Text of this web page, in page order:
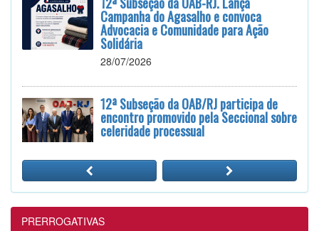
Campanha do Agasalho e convoca
Advocacia e Comunidade para Ação
Solidária
28/07/2026
12ª Subseção da OAB/RJ participa de
encontro promovido pela Seccional sobre
celeridade processual
25 de julho: celebrar a mulher negra é
reafirmar direitos e combater
desigualdades
PRERROGATIVAS